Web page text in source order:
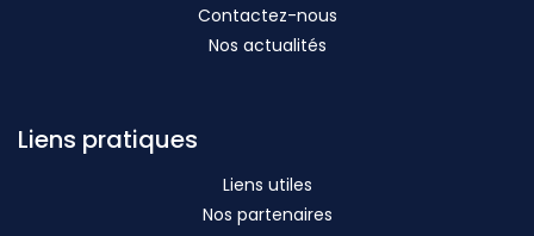
Contactez-nous
Nos actualités
Liens pratiques
Liens utiles
Nos partenaires